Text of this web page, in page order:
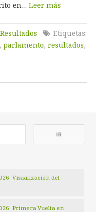
en… Leer más
Resultados
Etiquetas:
parlamento, resultados,
Visualización del
Primera Vuelta en